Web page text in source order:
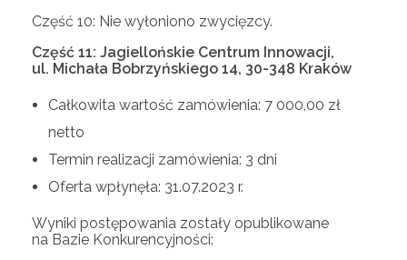
Część 10: Nie wyłoniono zwycięzcy.
Część 11: Jagiellońskie Centrum Innowacji,
ul. Michała Bobrzyńskiego 14, 30-348 Kraków
Całkowita wartość zamówienia: 7 000,00 zł
netto
Termin realizacji zamówienia: 3 dni
Oferta wpłynęła: 31.07.2023 r.
Wyniki postępowania zostały opublikowane
na Bazie Konkurencyjności: